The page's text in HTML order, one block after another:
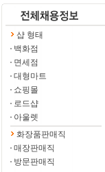
샵 형태
백화점
면세점
대형마트
쇼핑몰
로드샵
아울렛
화장품판매직
매장판매직
방문판매직